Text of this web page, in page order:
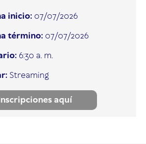
inicio: 07/07/2026
término: 07/07/2026
6:30 a. m.
Streaming
aquí